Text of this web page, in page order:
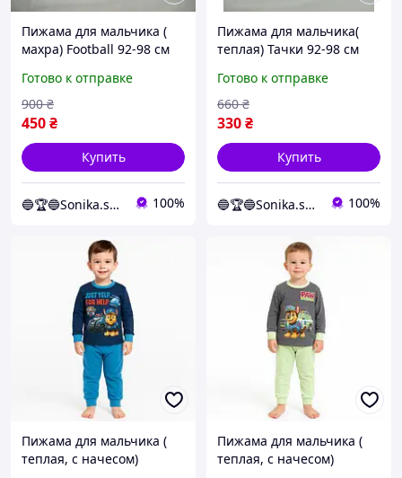
Пижама для мальчика (
махра) Football 92-98 см
Готово к отправке
450₴
900 ₴
Купить
🔵🏆🔵Sonika.shop 100%
Пижама для мальчика(
теплая) Тачки 92-98 см
Готово к отправке
330₴
660 ₴
Купить
🔵🏆🔵Sonika.shop 100%
Пижама для мальчика (
теплая, с начесом)
Пижама для мальчика (
теплая, с начесом)